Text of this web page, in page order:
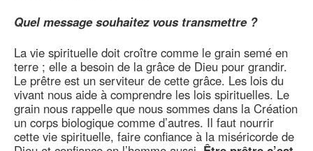
Quel message souhaitez vous transmettre ?
La vie spirituelle doit croître comme le grain semé en
terre ; elle a besoin de la grâce de Dieu pour grandir.
Le prêtre est un serviteur de cette grâce. Les lois du
vivant nous aide à comprendre les lois spirituelles. Le
grain nous rappelle que nous sommes dans la Création
un corps biologique comme d’autres. Il faut nourrir
cette vie spirituelle, faire confiance à la miséricorde de